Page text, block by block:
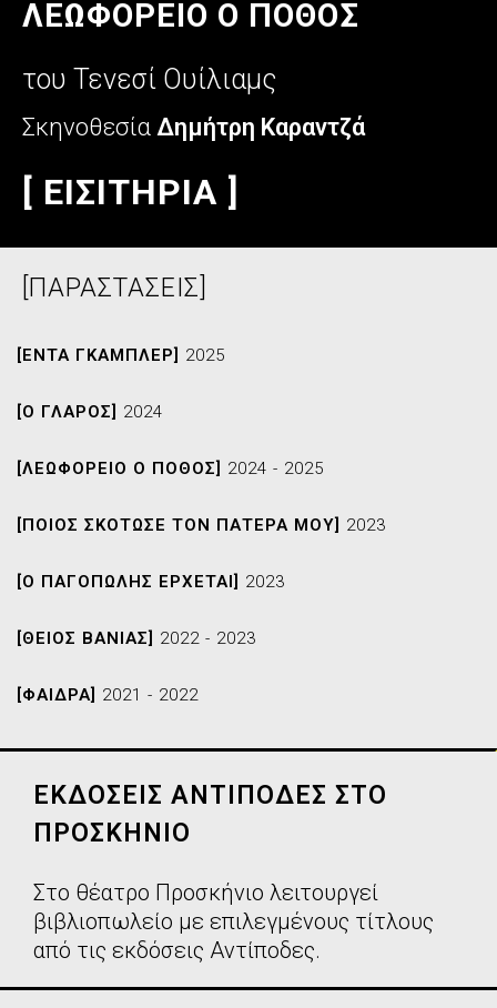
ΛΕΩΦΟΡΕΙΟ Ο ΠΟΘΟΣ
του Τενεσί Ουίλιαμς
Σκηνοθεσία Δημήτρη Καραντζά
[ ΕΙΣΙΤΗΡΙΑ ]
[ΠΑΡΑΣΤΑΣΕΙΣ]
[ΕΝΤΑ ΓΚΑΜΠΛΕΡ] 2025
[Ο ΓΛΑΡΟΣ] 2024
[ΛΕΩΦΟΡΕΙΟ Ο ΠΟΘΟΣ] 2024 - 2025
[ΠΟΙΟΣ ΣΚΟΤΩΣΕ ΤΟΝ ΠΑΤΕΡΑ ΜΟΥ] 2023
[Ο ΠΑΓΟΠΩΛΗΣ ΕΡΧΕΤΑΙ] 2023
[ΘΕΙΟΣ ΒΑΝΙΑΣ] 2022 - 2023
[ΦΑΙΔΡΑ] 2021 - 2022
ΕΚΔΟΣΕΙΣ ΑΝΤΙΠΟΔΕΣ ΣΤΟ
ΠΡΟΣΚΗΝΙΟ
Στο θέατρο Προσκήνιο λειτουργεί
βιβλιοπωλείο με επιλεγμένους τίτλους
από τις εκδόσεις Αντίποδες.